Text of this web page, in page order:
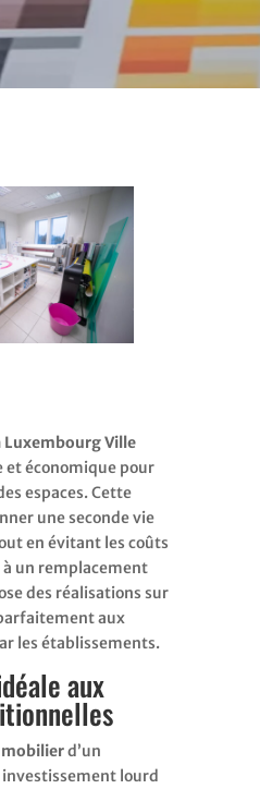
Luxembourg Ville
économique pour
espaces. Cette
une seconde vie
en évitant les coûts
un remplacement
des réalisations sur
aux
les établissements.
aux
mobilierd’un
lourd